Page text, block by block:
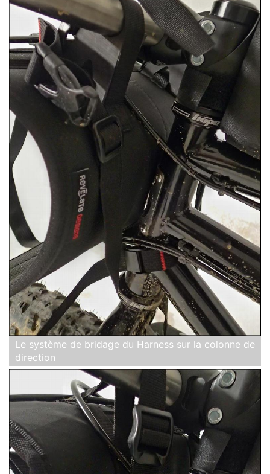
Le système de bridage du Harness sur la colonne de
direction